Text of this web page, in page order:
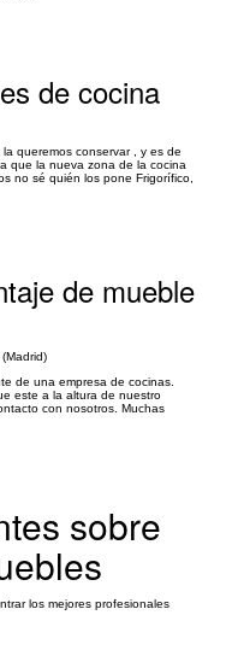
de cocina
queremos conservar , y es de
que la nueva zona de la cocina
no sé quién los pone Frigorífico,
de mueble
de una empresa de cocinas.
este a la altura de nuestro
con nosotros. Muchas
sobre
los mejores profesionales